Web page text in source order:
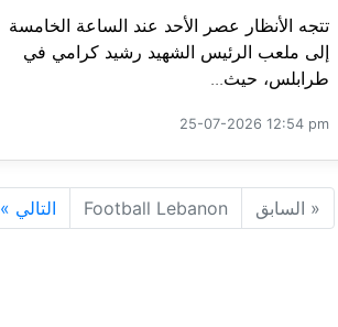
تتجه الأنظار عصر الأحد عند الساعة الخامسة
إلى ملعب الرئيس الشهيد رشيد كرامي في
طرابلس، حيث...
25-07-2026 12:54 pm
« السابق Football Lebanon التالي »